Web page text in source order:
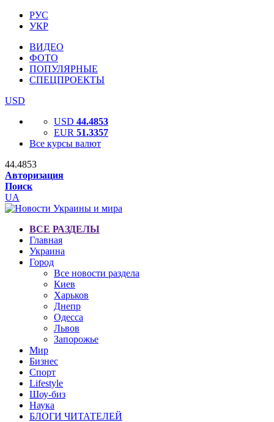
РУС
УКР
ВИДЕО
ФОТО
ПОПУЛЯРНЫЕ
СПЕЦПРОЕКТЫ
USD
USD 44.4853
EUR 51.3357
Все курсы валют
44.4853
Авторизация
Поиск
UA
ВСЕ РАЗДЕЛЫ
Главная
Украина
Город
Все новости раздела
Киев
Харьков
Днепр
Одесса
Львов
Запорожье
Мир
Бизнес
Спорт
Lifestyle
Шоу-биз
Наука
БЛОГИ ЧИТАТЕЛЕЙ